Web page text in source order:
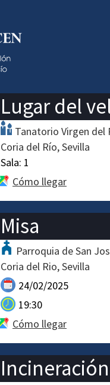
Lugar del
Tanatorio Virgen del
Coria del Río Sevilla
Sala: 1
Cómo llegar
Misa
Parroquia de San
Coria del Rio Sevilla
24/02/2025
19:30
Cómo llegar
Incineración